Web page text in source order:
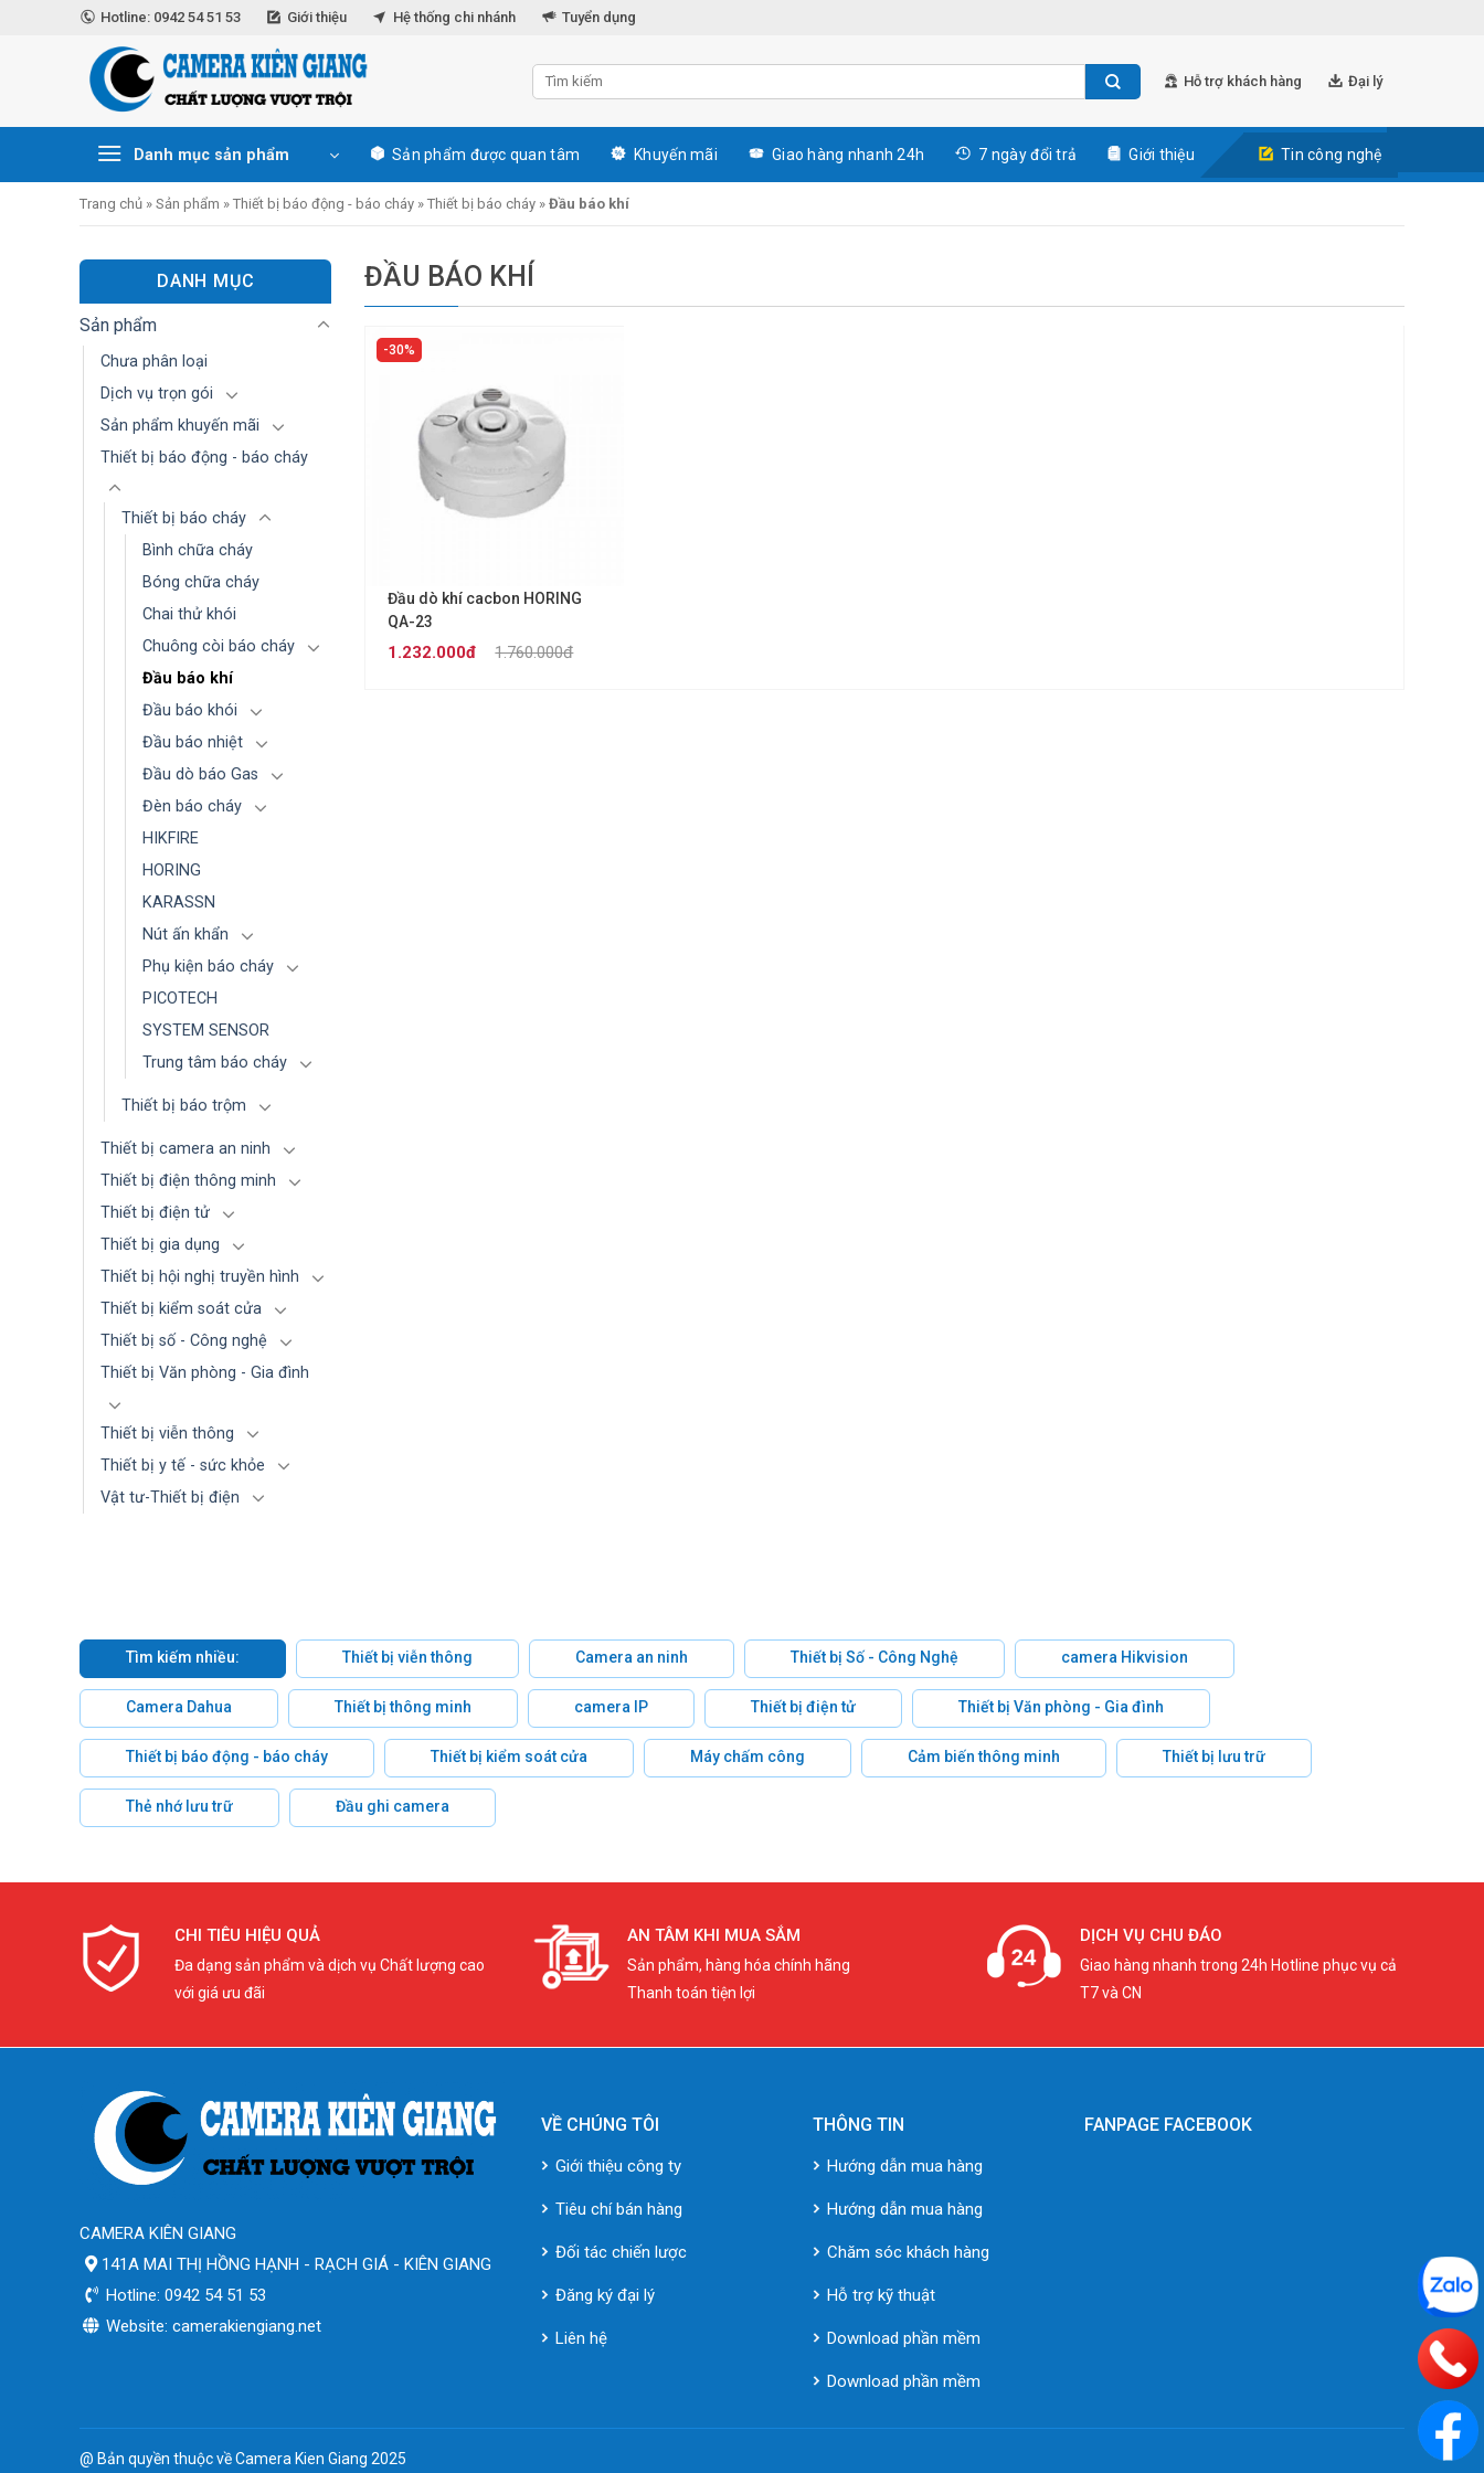
Hotline: 0942 54 51 53 Giới thiệu Hệ thống chi nhánh Tuyển dụng
Hỗ trợ khách hàng Đại lý
Danh mục sản phẩm Sản phẩm được quan tâm Khuyến mãi Giao hàng nhanh 24h 7 ngày đổi trả Giới thiệu Tin công nghệ
Trang chủ » Sản phẩm » Thiết bị báo động - báo cháy » Thiết bị báo cháy » Đầu báo khí
DANH MỤC
Sản phẩm
Chưa phân loại
Dịch vụ trọn gói
Sản phẩm khuyến mãi
Thiết bị báo động - báo cháy
Thiết bị báo cháy
Bình chữa cháy
Bóng chữa cháy
Chai thử khói
Chuông còi báo cháy
Đầu báo khí
Đầu báo khói
Đầu báo nhiệt
Đầu dò báo Gas
Đèn báo cháy
HIKFIRE
HORING
KARASSN
Nút ấn khẩn
Phụ kiện báo cháy
PICOTECH
SYSTEM SENSOR
Trung tâm báo cháy
Thiết bị báo trộm
Thiết bị camera an ninh
Thiết bị điện thông minh
Thiết bị điện tử
Thiết bị gia dụng
Thiết bị hội nghị truyền hình
Thiết bị kiểm soát cửa
Thiết bị số - Công nghệ
Thiết bị Văn phòng - Gia đình
Thiết bị viễn thông
Thiết bị y tế - sức khỏe
Vật tư-Thiết bị điện
ĐẦU BÁO KHÍ
30%
Đầu dò khí cacbon HORING
QA-23
1.760.000đ
1.232.000đ
Tìm kiếm nhiều: Thiết bị viễn thông Camera an ninh Thiết bị Số - Công Nghệ camera Hikvision
Camera Dahua Thiết bị thông minh camera IP Thiết bị điện tử Thiết bị Văn phòng - Gia đình
Thiết bị báo động - báo cháy Thiết bị kiểm soát cửa Máy chấm công Cảm biến thông minh Thiết bị lưu trữ
Thẻ nhớ lưu trữ Đầu ghi camera
CHI TIÊU HIỆU QUẢ
Đa dạng sản phẩm và dịch vụ Chất lượng cao
với giá ưu đãi
AN TÂM KHI MUA SẮM
Sản phẩm, hàng hóa chính hãng
Thanh toán tiện lợi
DỊCH VỤ CHU ĐÁO
Giao hàng nhanh trong 24h Hotline phục vụ cả
T7 và CN
CAMERA KIÊN GIANG
141A MAI THỊ HỒNG HẠNH - RẠCH GIÁ - KIÊN GIANG
Hotline: 0942 54 51 53
Website: camerakiengiang.net
VỀ CHÚNG TÔI
Giới thiệu công ty
Tiêu chí bán hàng
Đối tác chiến lược
Đăng ký đại lý
Liên hệ
THÔNG TIN
Hướng dẫn mua hàng
Hướng dẫn mua hàng
Chăm sóc khách hàng
Hỗ trợ kỹ thuật
Download phần mềm
Download phần mềm
FANPAGE FACEBOOK
@ Bản quyền thuộc về Camera Kien Giang 2025